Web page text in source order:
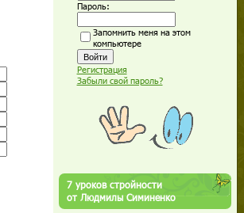
Пароль:
Запомнить меня на этом
компьютере
Регистрация
Забыли свой пароль?
7 уроков стройности
от Людмилы Симиненко